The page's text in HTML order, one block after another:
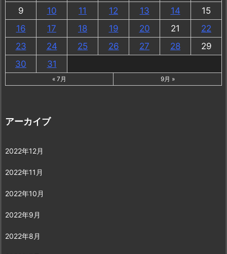
9
10 11 12 13 14
15
16
17 18 19 20 21
22
23
24 25 26 27 28
29
30
31
« 7月 9月 »
アーカイブ
2022年12月
2022年11月
2022年10月
2022年9月
2022年8月